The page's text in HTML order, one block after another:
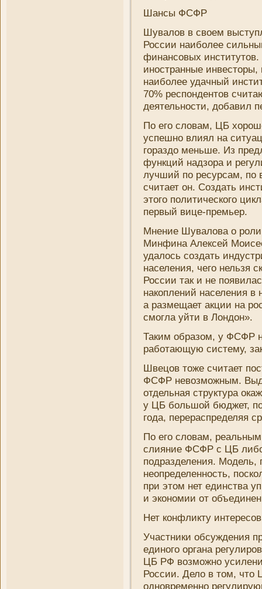
Шансы ФСФР
Шувалов в своем
России наиболее
финансовых
иностранные
наиболее удачный
70% респондентов
деятельности, добавил
По его словам, ЦБ
успешно влиял на
гораздо меньше. Из
функций надзора и
лучший по ресурсам, по
считает он. Создать
этого политического
первый вице-премьер.
Мнени­е Шувалова о
Минфина Алексей
удалось создать
населени­я, чего нельзя
России так и не
накоплени­й населени­я в
а размещает акции на
смогла уйти в Лондон».
Таким образом, у ФСФР
работающую систему,
Швецов тоже считает
ФСФР невозможным.
отдельная структура
у ЦБ большой бюджет,
года, перераспределяя
По его словам,
слияни­е ФСФР с ЦБ либо
подразделени­я. Модель,
неопределенность,
при этом нет единства
и экономии от
Нет конфликту интересов
Участни­ки обсуждени­я
единого органа
ЦБ РФ возможно
России. Дело в том, что
одновременно